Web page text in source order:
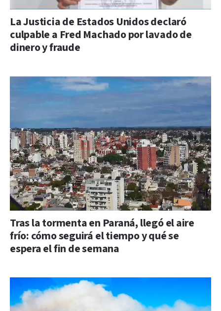
La Justicia de Estados Unidos declaró
culpable a Fred Machado por lavado de
dinero y fraude
Tras la tormenta en Paraná, llegó el aire
frío: cómo seguirá el tiempo y qué se
espera el fin de semana